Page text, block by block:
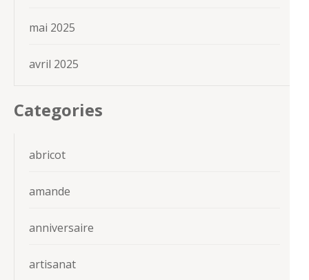
mai 2025
avril 2025
Categories
abricot
amande
anniversaire
artisanat